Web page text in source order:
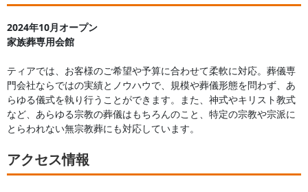
2024年10月オープン
家族葬専用会館
ティアでは、お客様のご希望や予算に合わせて柔軟に対応。葬儀専
門会社ならではの実績とノウハウで、規模や葬儀形態を問わず、あ
らゆる儀式を執り行うことができます。また、神式やキリスト教式
など、あらゆる宗教の葬儀はもちろんのこと、特定の宗教や宗派に
とらわれない無宗教葬にも対応しています。
アクセス情報